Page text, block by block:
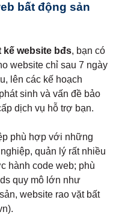
bất động sản
kế website bđs, bạn có
website chỉ sau 7 ngày
lên các kế hoạch
sinh và vấn đề bảo
dịch vụ hỗ trợ bạn.
phù hợp với những
quản lý rất nhiều
hành code web; phù
quy mô lớn như
website rao vặt bất